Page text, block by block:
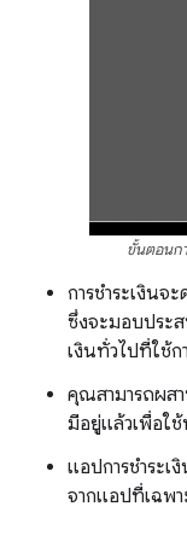
ขั้นตอนก
การชำระเงินจ
ซึ่งจะมอบประส
เงินทั่วไปที่ใช้
คุณสามารถผส
มีอยู่แล้วเพื่อใ
แอปการชำระเ
จากแอปที่เฉพ